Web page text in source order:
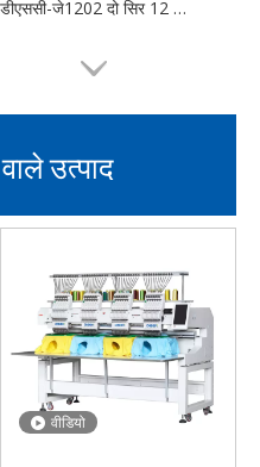
डीएससी-जे1202 दो सिर 12 सुई कढ़ाई मशीन
वीडियो
डीएस-जे1204 चार सिर 12 सुई टी-शर्ट कढ़ाई मशीन
उत्पाद
वीडियो